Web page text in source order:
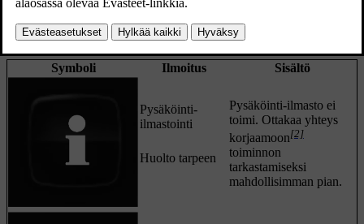
kuljettajan näytössä [1].
Symboli Ilmoitus Sisältö
Pysäköinti-
ilmastointi
Huolto tarpeen
Pysäköinti-ilmasto ei
toimi. Ottakaa yhteys
korjaamoon[2]
toiminnon
tarkastamiseksi
mahdollisimman pian.